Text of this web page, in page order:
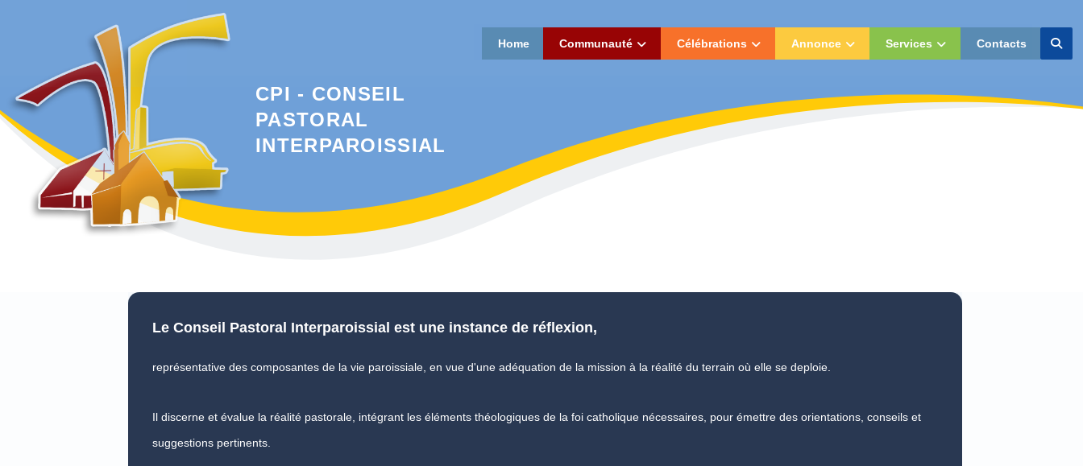
Home Communauté Célébrations Annonce Services Contacts
CPI - CONSEIL
PASTORAL
INTERPAROISSIAL
Le Conseil Pastoral Interparoissial est une instance de réflexion,
représentative des composantes de la vie paroissiale, en vue d'une adéquation de la mission à la réalité du terrain où elle se deploie.
Il discerne et évalue la réalité pastorale, intégrant les éléments théologiques de la foi catholique nécessaires, pour émettre des orientations, conseils et
suggestions pertinents.